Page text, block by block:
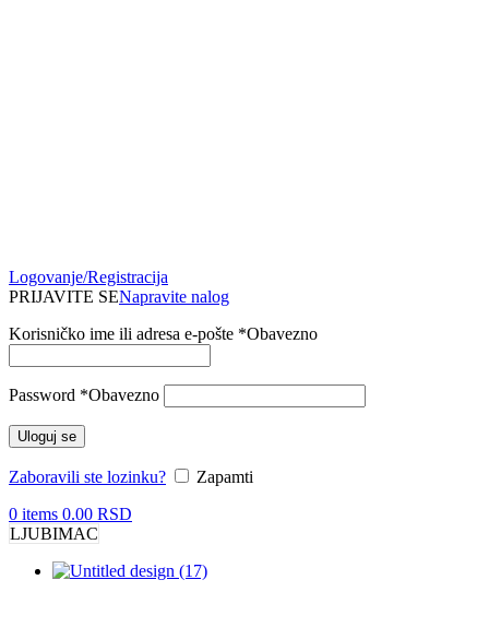
Logovanje/Registracija
PRIJAVITE SENapravite nalog
Korisničko ime ili adresa e-pošte *Obavezno
Password *Obavezno
Uloguj se
Zaboravili ste lozinku?
Zapamti
0 items 0.00 RSD
LJUBIMAC